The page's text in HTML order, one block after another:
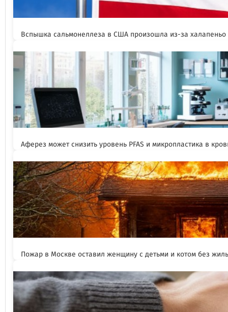
Вспышка сальмонеллеза в США произошла из-за халапеньо
Аферез может снизить уровень PFAS и микропластика в
Пожар в Москве оставил женщину с детьми и котом без